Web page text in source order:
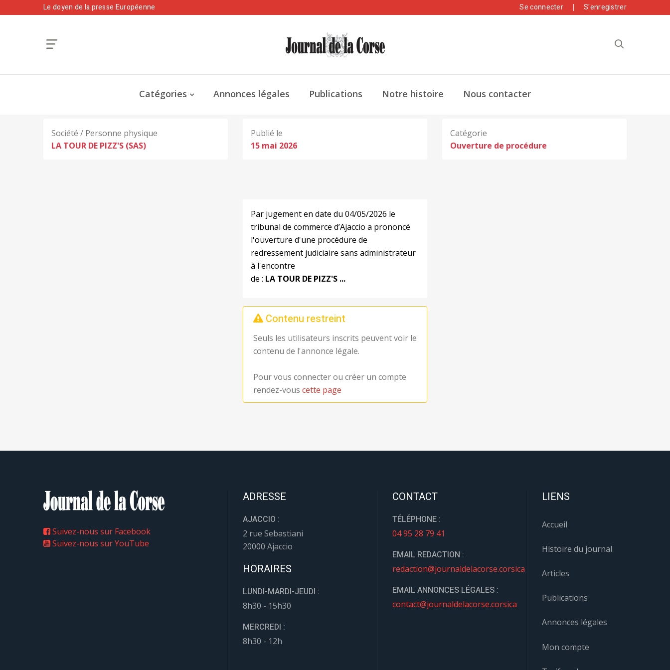
Le doyen de la presse Européenne Se connecter S'enregistrer
Catégories Annonces légales Publications Notre histoire Nous contacter
Société / Personne physique
LA TOUR DE PIZZ'S (SAS)
Publié le
15 mai 2026
Catégorie
Ouverture de procédure
Par jugement en date du 04/05/2026 le
tribunal de commerce d’Ajaccio a prononcé
l'ouverture d'une procédure de
redressement judiciaire sans administrateur
à l'encontre
de : LA TOUR DE PIZZ'S ...
Contenu restreint
Seuls les utilisateurs inscrits peuvent voir le
contenu de l'annonce légale.
Pour vous connecter ou créer un compte
rendez-vous cette page
Suivez-nous sur Facebook
Suivez-nous sur YouTube
ADRESSE
AJACCIO :
2 rue Sebastiani
20000 Ajaccio
HORAIRES
LUNDI-MARDI-JEUDI :
8h30 - 15h30
MERCREDI :
8h30 - 12h
CONTACT
TÉLÉPHONE :
04 95 28 79 41
EMAIL REDACTION :
redaction@journaldelacorse.corsica
EMAIL ANNONCES LÉGALES :
contact@journaldelacorse.corsica
LIENS
Accueil
Histoire du journal
Articles
Publications
Annonces légales
Mon compte